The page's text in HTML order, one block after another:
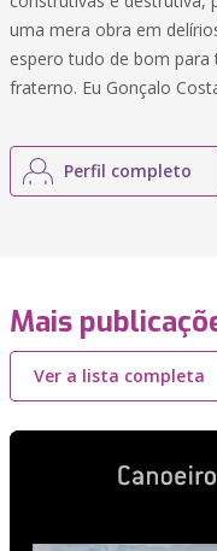
uma mera obra em
espero tudo de bom
fraterno. Eu Gonçalo
Perfil completo
Mais
Ver a lista completa